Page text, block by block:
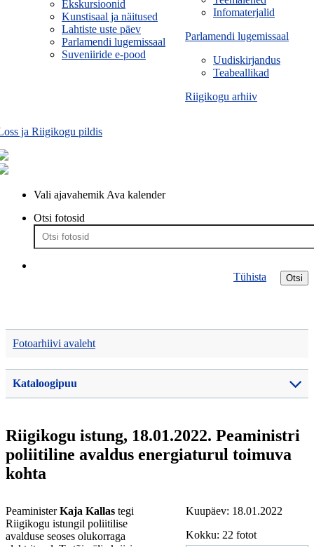
Infomaterjalid
Parlamendi lugemissaal
Uudiskirjandus
Teabeallikad
Riigikogu arhiiv
Ekskursioonid
Kunstisaal ja näitused
Lahtiste uste päev
Parlamendi lugemissaal
Suveniiride e-pood
ja Riigikogu pildis
Vali ajavahemik Ava kalender
Otsi fotosid
Otsi
Tühista
Fotoarhiivi avaleht
Kataloogipuu
Riigikogu istung, 18.01.2022. Peaministri
poliitiline avaldus energiaturul toimuva
kohta
Kuupäev: 18.01.2022
Kokku: 22 fotot
PeaministerKaja Kallas tegi
Riigikogu istungil poliitilise
avalduse seoses olukorraga